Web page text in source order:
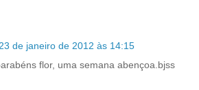
23 de janeiro de 2012 às 14:15
flor, uma semana abençoa.bjss